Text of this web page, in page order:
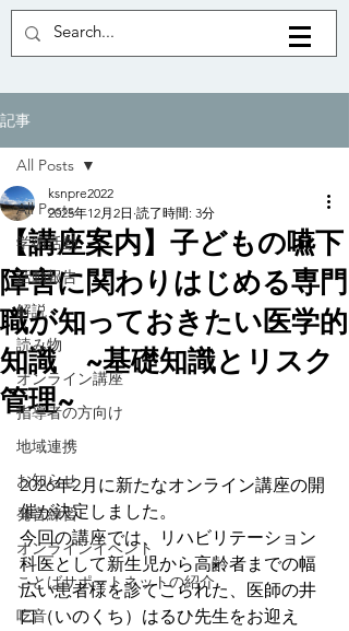
記事
All Posts
学術活動
活動報告
解説
読み物
オンライン講座
指導者の方向け
地域連携
お知らせ
発音練習
オンラインイベント
ことばサポートネットの紹介
吃音
All Posts
【講座案内】子どもの嚥下
障害に関わりはじめる専門
職が知っておきたい医学的
知識 ~基礎知識とリスク
管理~
ksnpre2022
2025年12月2日 読了時間: 3分
2026年2月に新たなオンライン講座の開
催が決定しました。
今回の講座では、リハビリテーション
科医として新生児から高齢者までの幅
広い患者様を診てこられた、医師の井
口（いのくち）はるひ先生をお迎え